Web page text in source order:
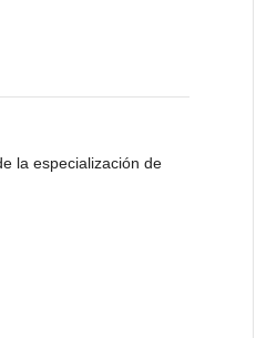
la especialización de